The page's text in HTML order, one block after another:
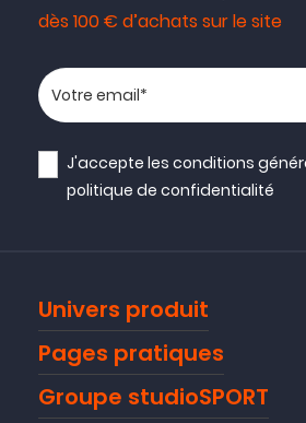
dès 100 € d’achats sur le site
Votre adresse email
J'accepte lesconditions
politique de confidentialité
Univers produit
Pages pratiques
Groupe studioSPORT